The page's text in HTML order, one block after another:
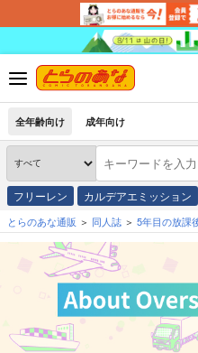
全年齢向け 成年向け
フリーレン カルデアエミッション
とらのあな通販 同人誌 5年目の放課